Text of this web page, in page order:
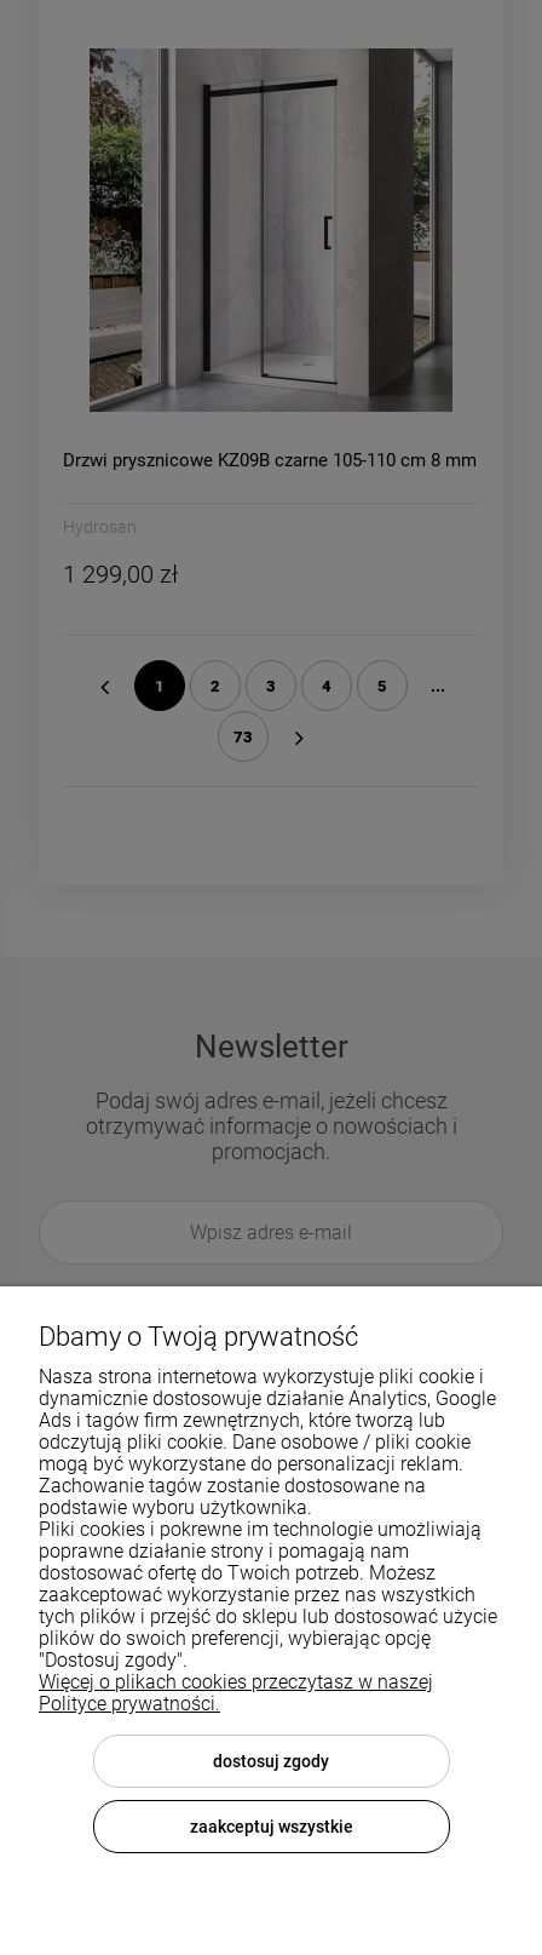
Drzwi prysznicowe KZ09B czarne 105-110 cm 8 mm
Hydrosan
1 299,00 zł
1 2 3 4 5 ...
73
Newsletter
Podaj swój adres e-mail, jeżeli chcesz
otrzymywać informacje o nowościach i
promocjach.
Pomoc
Moje konto
Płatności i dostawa
Informacje
Dbamy o Twoją prywatność
Nasza strona internetowa wykorzystuje pliki cookie i
dynamicznie dostosowuje działanie Analytics, Google
Ads i tagów firm zewnętrznych, które tworzą lub
odczytują pliki cookie. Dane osobowe / pliki cookie
mogą być wykorzystane do personalizacji reklam.
Zachowanie tagów zostanie dostosowane na
podstawie wyboru użytkownika.
Pliki cookies i pokrewne im technologie umożliwiają
poprawne działanie strony i pomagają nam
dostosować ofertę do Twoich potrzeb. Możesz
zaakceptować wykorzystanie przez nas wszystkich
tych plików i przejść do sklepu lub dostosować użycie
plików do swoich preferencji, wybierając opcję
"Dostosuj zgody".
Więcej o plikach cookies przeczytasz w naszej
Polityce prywatności.
dostosuj zgody
zaakceptuj wszystkie